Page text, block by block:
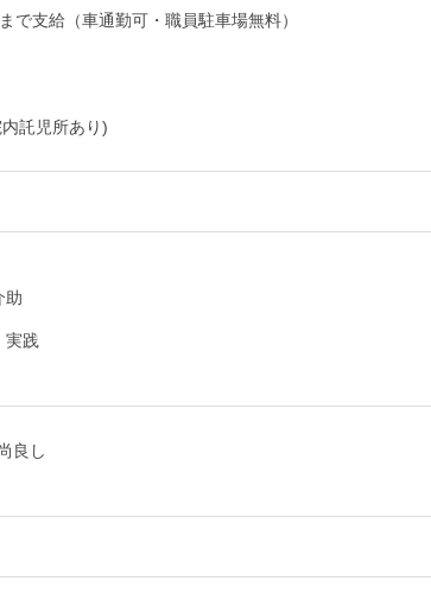
で支給（車通勤可・職員駐車場無料）
託児所あり)
助
実践
良し